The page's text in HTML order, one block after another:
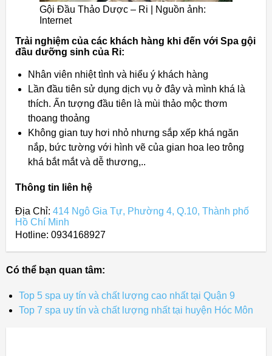
Gội Đầu Thảo Dược – Ri | Nguồn ảnh:
Internet
Trải nghiệm của các khách hàng khi đến với Spa gội
đầu dưỡng sinh của Ri:
Nhân viên nhiệt tình và hiểu ý khách hàng
Lần đầu tiên sử dụng dịch vụ ở đây và mình khá là
thích. Ấn tượng đầu tiên là mùi thảo mộc thơm
thoang thoảng
Không gian tuy hơi nhỏ nhưng sắp xếp khá ngăn
nắp, bức tường với hình vẽ của gian hoa leo trông
khá bắt mắt và dễ thương,..
Thông tin liên hệ
Địa Chỉ: 414 Ngô Gia Tự, Phường 4, Q.10, Thành phố
Hồ Chí Minh
Hotline: 0934168927
Có thể bạn quan tâm:
Top 5 spa uy tín và chất lượng cao nhất tại Quận 9
Top 7 spa uy tín và chất lượng nhất tại huyện Hóc Môn